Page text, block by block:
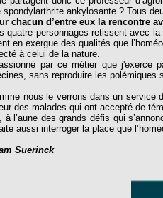
spondylarthrite ankylosante ? Tous
chacun d’entre eux la rencontre
personnages retissent avec la
en exergue des qualités que
à celui de la nature.
par ce métier que j'exerce
sans reproduire les polémiques
nous le verrons dans un service
des malades qui ont accepté de
à l’aune des grands défis qui
aussi interroger la place que
Suerinck